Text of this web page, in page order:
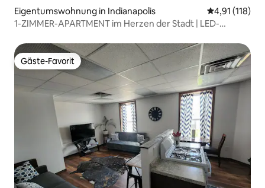
Eigentumswohnung in Indianapolis
4,91 (118)
1-ZIMMER-APARTMENT im Herzen der Stadt | LED-
Gäste-Favorit
Gäste-Favorit